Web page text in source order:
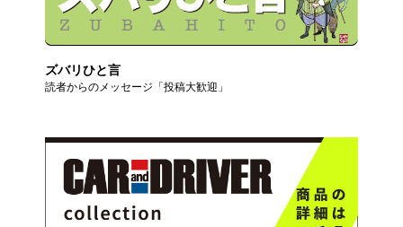
ズバリひと言
読者からのメッセージ「投稿大歓迎」